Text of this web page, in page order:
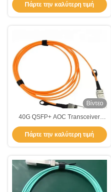
Fiber για δικτύωση
Πάρτε την καλύτερη τιμή
Βίντεο
40G QSFP+ AOC Transceiver
Module Distance 5M 850nm με
ενεργά οπτικά καλώδια
Πάρτε την καλύτερη τιμή